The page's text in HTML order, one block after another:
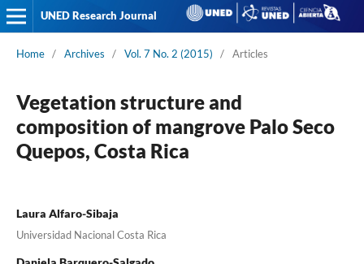
UNED Research Journal
Home / Archives / Vol. 7 No. 2 (2015) / Articles
Vegetation structure and
composition of mangrove Palo Seco
Quepos, Costa Rica
Laura Alfaro-Sibaja
Universidad Nacional Costa Rica